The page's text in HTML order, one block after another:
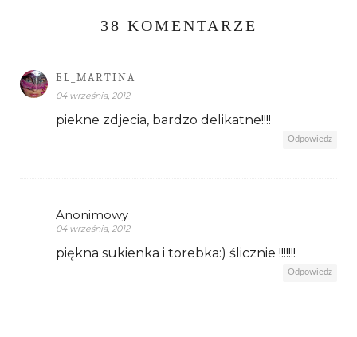
38 KOMENTARZE
EL_MARTINA
04 września, 2012
piekne zdjecia, bardzo delikatne!!!!
Odpowiedz
Anonimowy
04 września, 2012
piękna sukienka i torebka:) ślicznie !!!!!!!
Odpowiedz